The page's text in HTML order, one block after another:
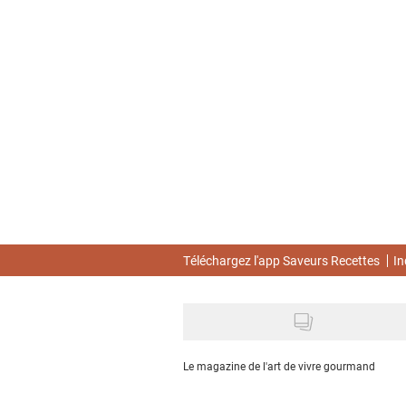
Téléchargez l'app Saveurs Recettes
Le magazine de l'art de vivre gourmand